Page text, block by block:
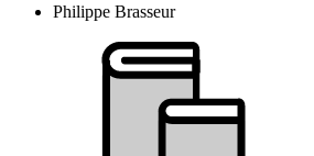
Philippe Brasseur